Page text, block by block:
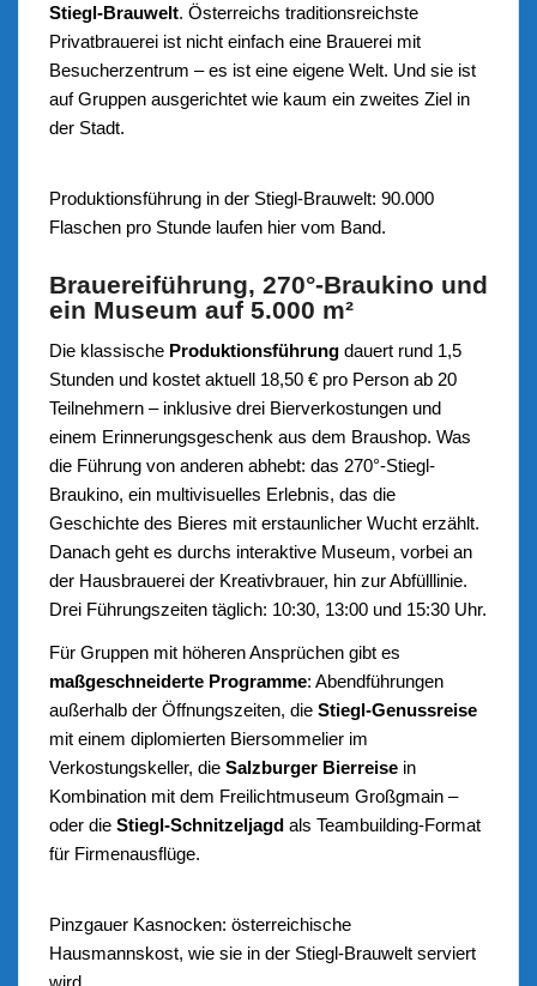
Stiegl-Brauwelt. Österreichs traditionsreichste
Privatbrauerei ist nicht einfach eine Brauerei mit
Besucherzentrum – es ist eine eigene Welt. Und sie ist
auf Gruppen ausgerichtet wie kaum ein zweites Ziel in
der Stadt.
Produktionsführung in der Stiegl-Brauwelt: 90.000
Flaschen pro Stunde laufen hier vom Band.
Brauereiführung, 270°-Braukino und
ein Museum auf 5.000 m²
Die klassische Produktionsführungdauert rund 1,5
Stunden und kostet aktuell 18,50 € pro Person ab 20
Teilnehmern – inklusive drei Bierverkostungen und
einem Erinnerungsgeschenk aus dem Braushop. Was
die Führung von anderen abhebt: das 270°-Stiegl-
Braukino, ein multivisuelles Erlebnis, das die
Geschichte des Bieres mit erstaunlicher Wucht erzählt.
Danach geht es durchs interaktive Museum, vorbei an
der Hausbrauerei der Kreativbrauer, hin zur Abfülllinie.
Drei Führungszeiten täglich: 10:30, 13:00 und 15:30 Uhr.
Für Gruppen mit höheren Ansprüchen gibt es
maßgeschneiderte Programme: Abendführungen
außerhalb der Öffnungszeiten, die Stiegl-Genussreise
mit einem diplomierten Biersommelier im
Verkostungskeller, die Salzburger Bierreisein
Kombination mit dem Freilichtmuseum Großgmain –
oder die Stiegl-Schnitzeljagdals Teambuilding-Format
für Firmenausflüge.
Pinzgauer Kasnocken: österreichische
Hausmannskost, wie sie in der Stiegl-Brauwelt serviert
wird.